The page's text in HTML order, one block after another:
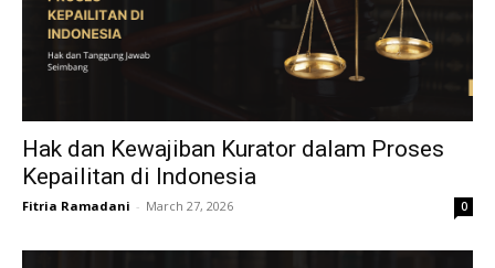
Hak dan Kewajiban Kurator dalam Proses
Kepailitan di Indonesia
Fitria Ramadani - March 27, 2026 0